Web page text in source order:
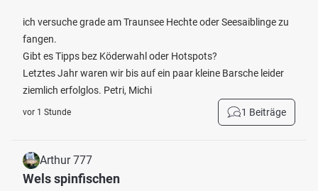
ich versuche grade am Traunsee Hechte oder Seesaiblinge zu
fangen.
Gibt es Tipps bez Köderwahl oder Hotspots?
Letztes Jahr waren wir bis auf ein paar kleine Barsche leider
ziemlich erfolglos. Petri, Michi
vor 1 Stunde 1 Beiträge
Arthur 777
Wels spinfischen